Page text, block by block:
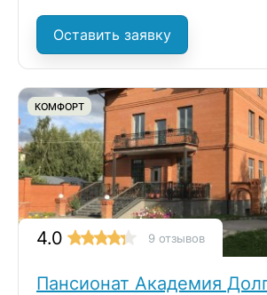
Оставить заявку
КОМФОРТ
4.0 9 отзывов
Пансионат Академия